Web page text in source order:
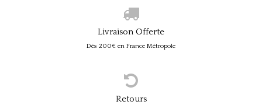
Livraison Offerte
Dès 200€ en France Métropole
Retours